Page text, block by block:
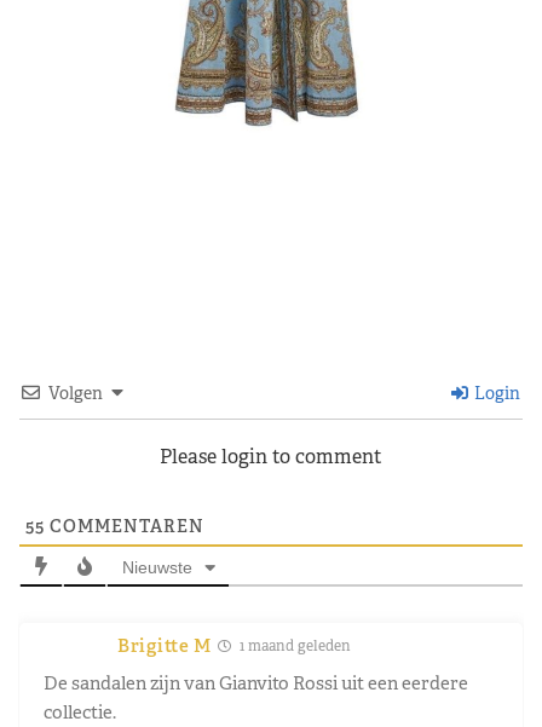
Volgen Login
Please login to comment
55 COMMENTAREN
Nieuwste
Brigitte M 1 maand geleden
De sandalen zijn van Gianvito Rossi uit een eerdere
collectie.